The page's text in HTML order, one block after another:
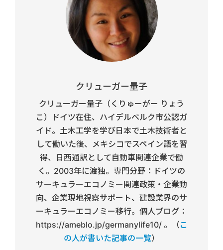
クリューガー量子
クリューガー量子（くりゅーがー りょう
こ）ドイツ在住、ハイデルベルク市公認ガ
イド。土木工学を学び日本で土木技術者と
して働いた後、メキシコでスペイン語を習
得、日西通訳として自動車関連企業で働
く。2003年に渡独。専門分野：ドイツの
サーキュラーエコノミー関連政策・企業動
向、企業現地視察サポート、建設業界のサ
ーキュラーエコノミー移行。個人ブログ：
https://ameblo.jp/germanylife10/ 。（こ
の人が書いた記事の一覧）